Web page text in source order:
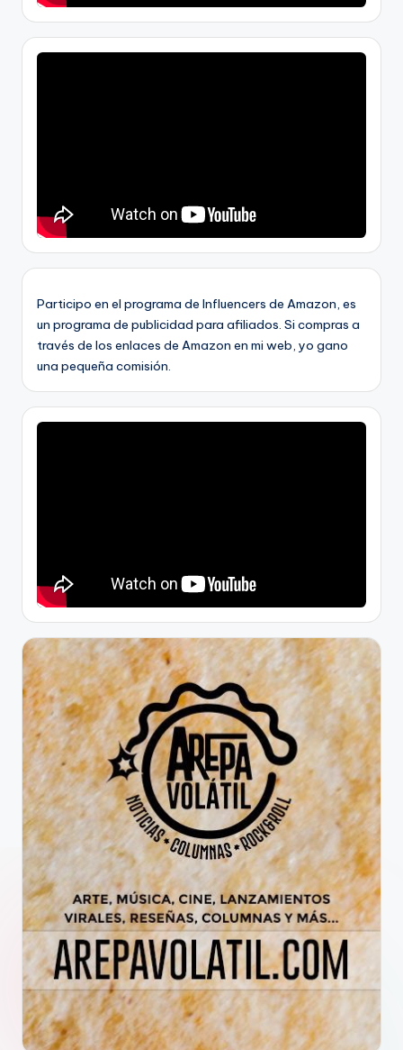
Participo en el programa de Influencers de Amazon, es
un programa de publicidad para afiliados. Si compras a
través de los enlaces de Amazon en mi web, yo gano
una pequeña comisión.